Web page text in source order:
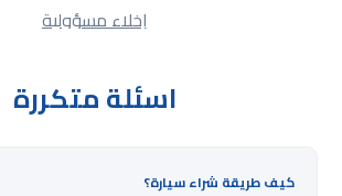
إخلاء مسؤولية
اسئلة متكررة
كيف طريقة شراء سيارة؟